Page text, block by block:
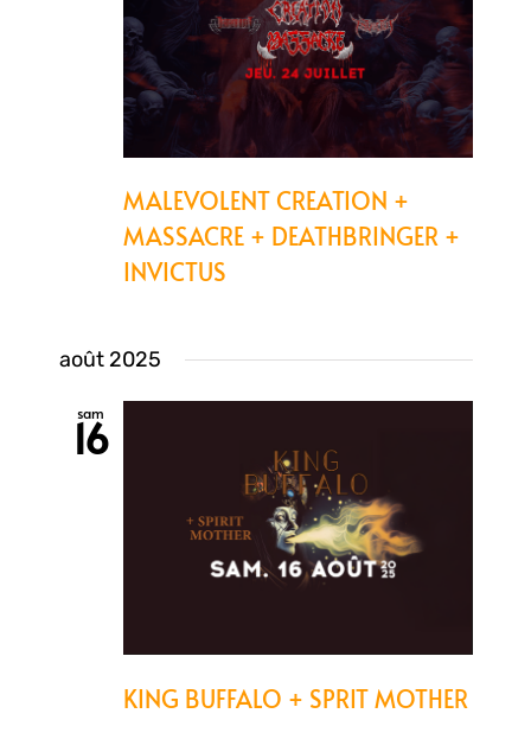
MALEVOLENT CREATION +
MASSACRE + DEATHBRINGER +
INVICTUS
août 2025
sam
16
KING BUFFALO + SPRIT MOTHER